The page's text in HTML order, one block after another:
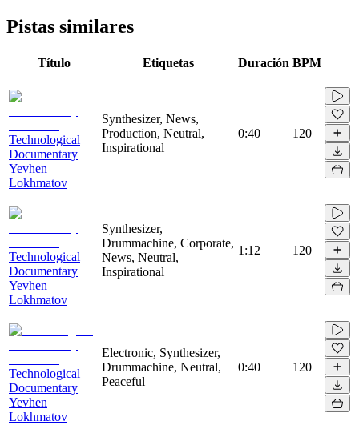
Pistas similares
Título Etiquetas Duración BPM
Technological
Documentary
Yevhen
Lokhmatov
Synthesizer, News,
Production, Neutral,
Inspirational
0:40 120
Technological
Documentary
Yevhen
Lokhmatov
Synthesizer,
Drummachine, Corporate,
News, Neutral,
Inspirational
1:12 120
Technological
Documentary
Yevhen
Lokhmatov
Electronic, Synthesizer,
Drummachine, Neutral,
Peaceful
0:40 120